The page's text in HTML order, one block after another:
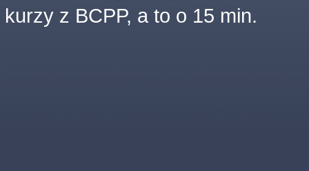
kurzy z BCPP, a to o 15 min.